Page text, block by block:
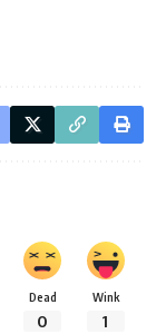
Dead
0
Wink
1